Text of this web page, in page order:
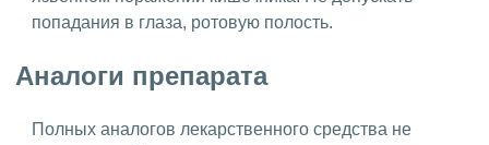
попадания в глаза, ротовую полость.
Аналоги препарата
Полных аналогов лекарственного средства не